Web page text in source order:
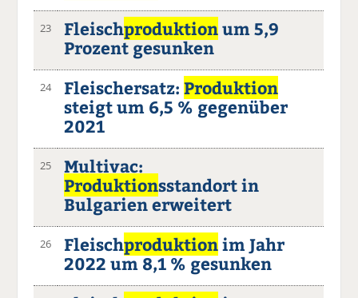
23 Fleischproduktionum 5,9
Prozent gesunken
24 Fleischersatz:Produktion
steigt um 6,5 % gegenüber
2021
25
Multivac:
Produktionsstandort in
Bulgarien erweitert
26 Fleischproduktionim Jahr
2022 um 8,1 % gesunken